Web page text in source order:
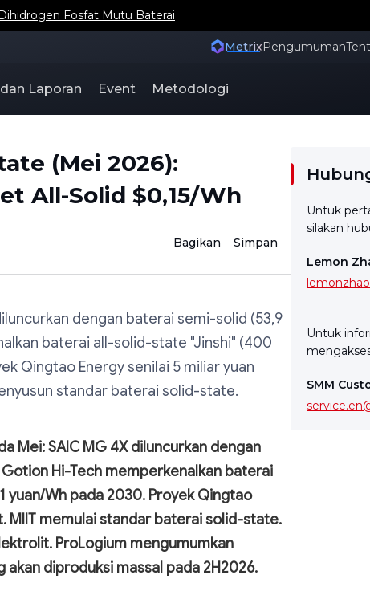
Fosfat Mutu Baterai
MetrixPengumuman
Laporan Event Metodologi
(Mei 2026):
All-Solid $0,15/Wh
Bagikan Simpan
dengan baterai semi-solid (53,9
baterai all-solid-state "Jinshi" (400
Qingtao Energy senilai 5 miliar yuan
standar baterai solid-state.
Mei: SAIC MG 4X diluncurkan dengan
Hi-Tech memperkenalkan baterai
Wh pada 2030. Proyek Qingtao
MIIT memulai standar baterai solid-state.
ProLogium mengumumkan
diproduksi massal pada 2H2026.
Untuk
silakan
Lemon
Untuk
SMM